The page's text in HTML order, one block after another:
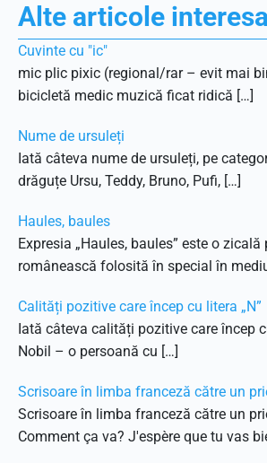
Alte articole
Cuvinte cu "ic"
mic plic pixic (regional/rar – evit mai
bicicletă medic muzică ficat ridică […]
Nume de ursuleți
Iată câteva nume de ursuleți, pe
drăguțe Ursu, Teddy, Bruno, Pufi, […]
Haules, baules
Expresia „Haules, baules” este o zicală
românească folosită în special în
Calități pozitive care încep cu litera „N”
Iată câteva calități pozitive care încep
Nobil – o persoană cu […]
Scrisoare în limba franceză către un
Scrisoare în limba franceză către un
Comment ça va? J'espère que tu vas